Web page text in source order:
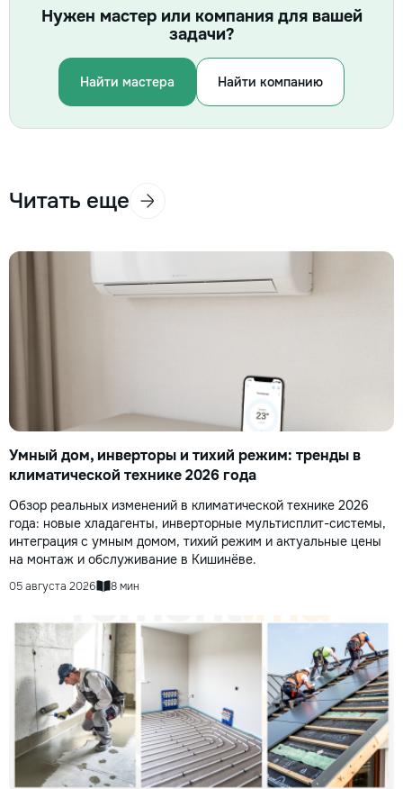
Нужен мастер или компания для вашей
задачи?
Найти мастера Найти компанию
Читать еще
Умный дом, инверторы и тихий режим: тренды в
климатической технике 2026 года
Обзор реальных изменений в климатической технике 2026
года: новые хладагенты, инверторные мультисплит-системы,
интеграция с умным домом, тихий режим и актуальные цены
на монтаж и обслуживание в Кишинёве.
05 августа 2026 8 мин